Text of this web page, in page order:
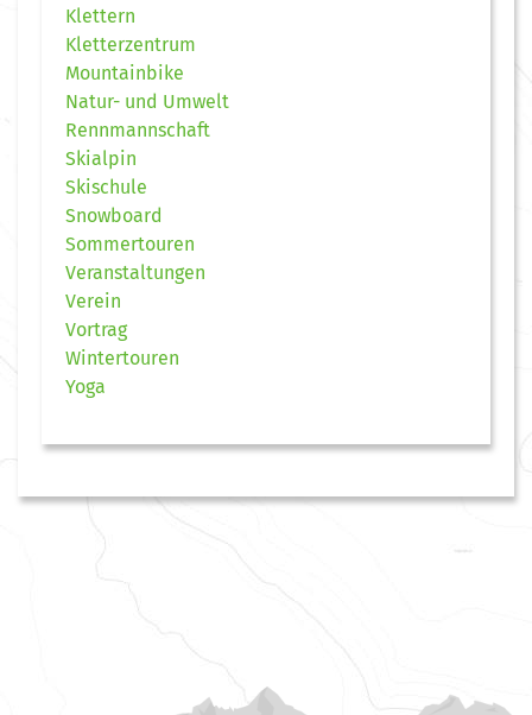
Klettern
Kletterzentrum
Mountainbike
Natur- und Umwelt
Rennmannschaft
Skialpin
Skischule
Snowboard
Sommertouren
Veranstaltungen
Verein
Vortrag
Wintertouren
Yoga